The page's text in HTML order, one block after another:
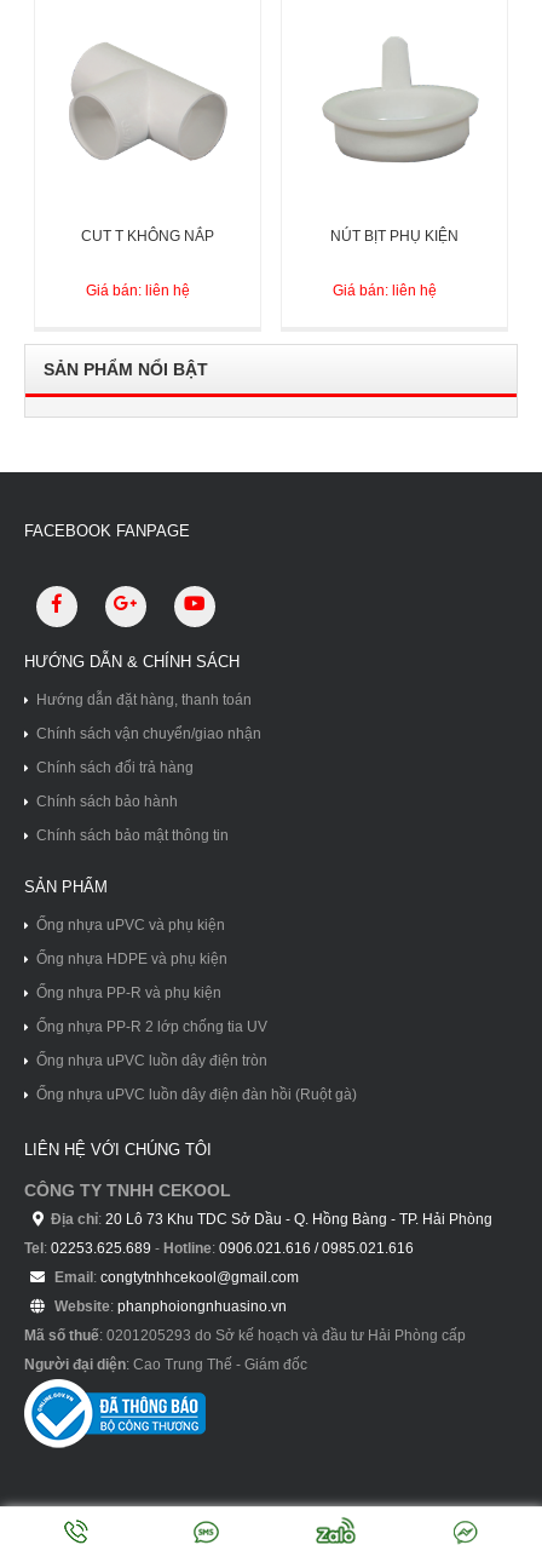
CUT T KHÔNG NẮP
Giá bán: liên hệ
NÚT BỊT PHỤ KIỆN
Giá bán: liên hệ
SẢN PHẨM NỔI BẬT
FACEBOOK FANPAGE
HƯỚNG DẪN & CHÍNH SÁCH
Hướng dẫn đặt hàng, thanh toán
Chính sách vận chuyển/giao nhận
Chính sách đổi trả hàng
Chính sách bảo hành
Chính sách bảo mật thông tin
SẢN PHẨM
Ống nhựa uPVC và phụ kiện
Ống nhựa HDPE và phụ kiện
Ống nhựa PP-R và phụ kiện
Ống nhựa PP-R 2 lớp chống tia UV
Ống nhựa uPVC luồn dây điện tròn
Ống nhựa uPVC luồn dây điện đàn hồi (Ruột gà)
LIÊN HỆ VỚI CHÚNG TÔI
CÔNG TY TNHH CEKOOL
Địa chỉ: 20 Lô 73 Khu TDC Sở Dầu - Q. Hồng Bàng - TP. Hải Phòng
Tel : 02253.625.689 - Hotline: 0906.021.616 / 0985.021.616
Email : congtytnhhcekool@gmail.com
Website: phanphoiongnhuasino.vn
Mã số thuế: 0201205293 do Sở kế hoạch và đầu tư Hải Phòng cấp
Người đại diện: Cao Trung Thế - Giám đốc